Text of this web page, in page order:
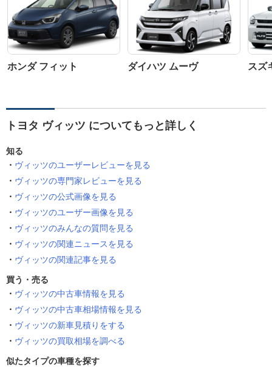
ホンダ フィット ダイハツ ムーヴ スズ
トヨタ ヴィッツ についてもっと詳しく
知る
ヴィッツのユーザーレビューを見る
ヴィッツの専門家レビューを見る
ヴィッツの公式画像を見る
ヴィッツのユーザー画像を見る
ヴィッツのみんなの質問を見る
ヴィッツの関連ニュースを見る
ヴィッツの関連記事を見る
買う・売る
ヴィッツの中古車情報を見る
ヴィッツの中古車相場情報を見る
ヴィッツの新車見積りをする
ヴィッツの買取相場を調べる
似たタイプの車種を探す